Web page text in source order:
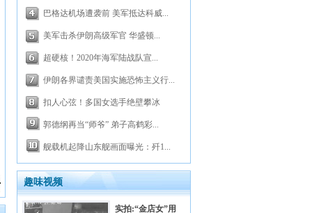
巴格达机场遭袭前 美军抵达科威...
美军击杀伊朗高级军官 华盛顿...
超硬核！2020年海军陆战队宣...
伊朗各界谴责美国实施恐怖主义行...
扣人心弦！多国女选手绝壁攀冰
郭德纲再当“师爷” 弟子高鹤彩...
舰载机起降山东舰画面曝光：歼1...
趣味视频
实拍:“金店女”用